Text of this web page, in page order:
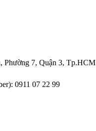
Phường 7, Quận 3, Tp.HCM
0911 07 22 99